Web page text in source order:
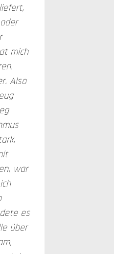
mich
Also
war
es
über